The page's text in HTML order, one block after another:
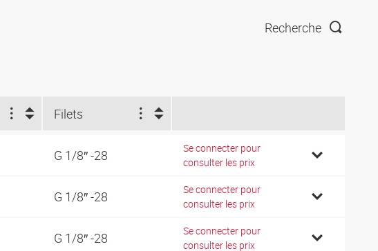
Recherche
Filets
G 1/8″ -28
Se connecter pour
consulter les prix
G 1/8″ -28
Se connecter pour
consulter les prix
G 1/8″ -28
Se connecter pour
consulter les prix